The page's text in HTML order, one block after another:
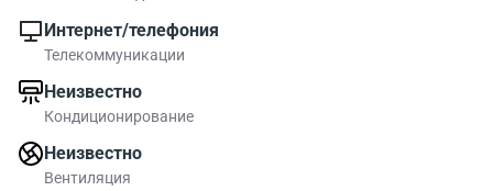
Москвы показано местонахождение объекта.
Гоголевский б-р, 9 находится в районе с развитой
Относится здание к классу B поэтому работать в БЦ
Гоголевский б-р, 9 будет комфортно. Гоголевский б-р, 9
для тех кто ценит современные офисы.
Интернет/телефония
Телекоммуникации
Неизвестно
Кондиционирование
Неизвестно
Вентиляция